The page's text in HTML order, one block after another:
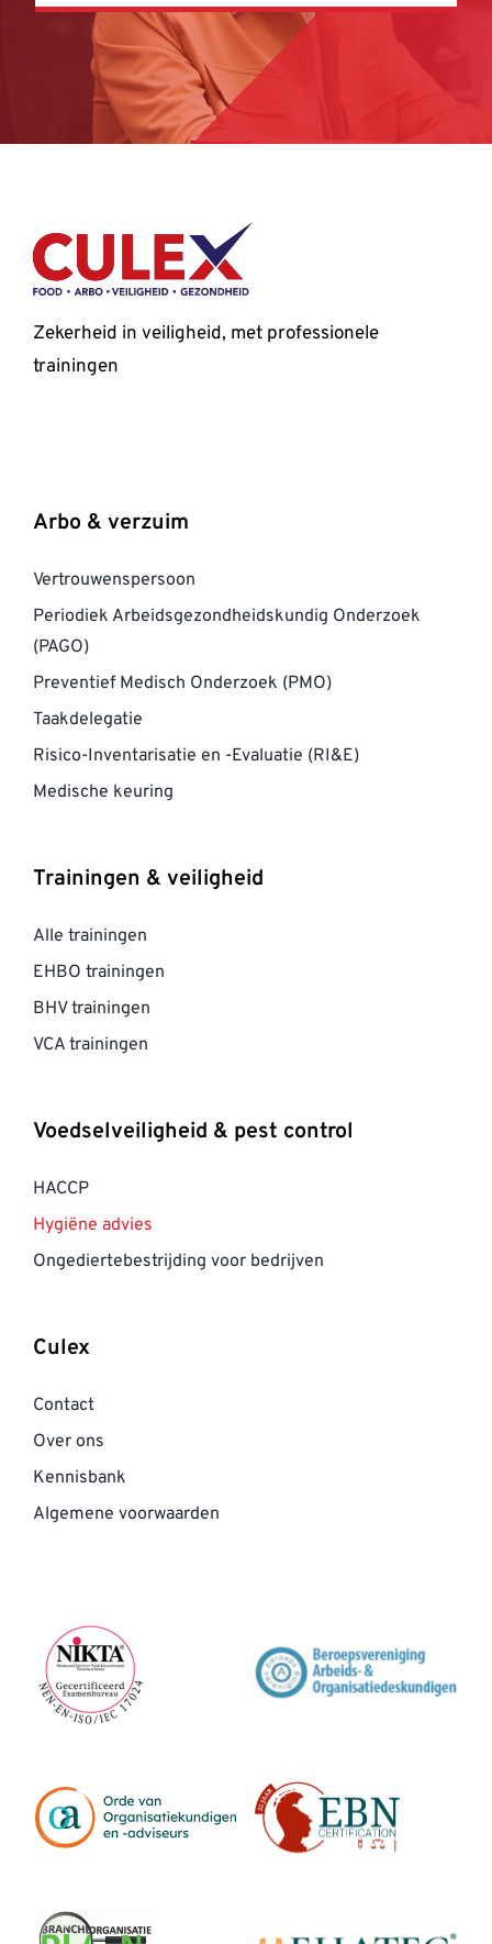
Zekerheid in veiligheid, met professionele
trainingen
Arbo & verzuim
Vertrouwenspersoon
Periodiek Arbeidsgezondheidskundig Onderzoek
(PAGO)
Preventief Medisch Onderzoek (PMO)
Taakdelegatie
Risico-Inventarisatie en -Evaluatie (RI&E)
Medische keuring
Trainingen & veiligheid
Alle trainingen
EHBO trainingen
BHV trainingen
VCA trainingen
Voedselveiligheid & pest control
HACCP
Hygiëne advies
Ongediertebestrijding voor bedrijven
Culex
Contact
Over ons
Kennisbank
Algemene voorwaarden